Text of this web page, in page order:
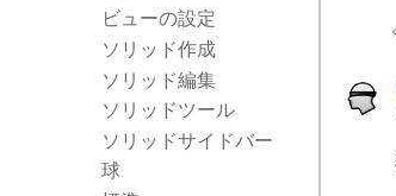
ビューの設定
ソリッド作成
ソリッド編集
ソリッドツール
ソリッドサイドバー
球